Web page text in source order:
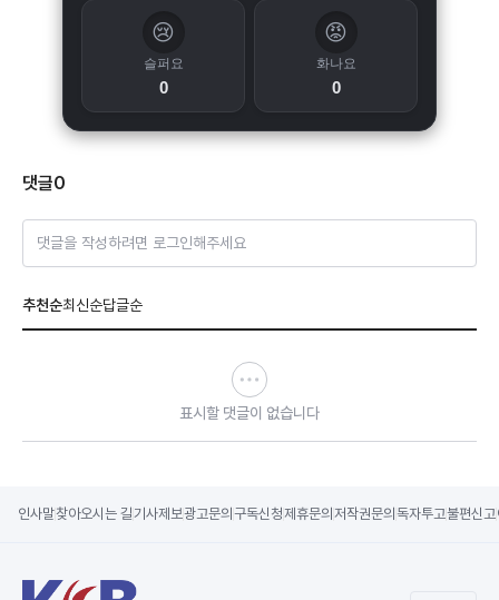
😢
슬퍼요
0
😡
화나요
0
댓글0
댓글을 작성하려면 로그인해주세요
추천순최신순답글순
표시할 댓글이 없습니다
인사말찾아오시는 길기사제보광고문의 구독신청제휴문의 저작권문의 독자투고불편신고